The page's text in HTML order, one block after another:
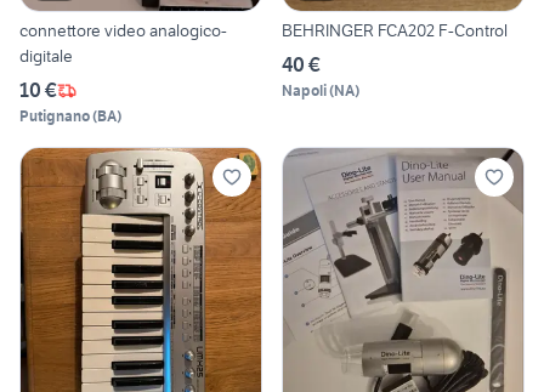
connettore video analogico-
digitale
10 €
Putignano(BA)
BEHRINGER FCA202 F-Control
40 €
Napoli(NA)